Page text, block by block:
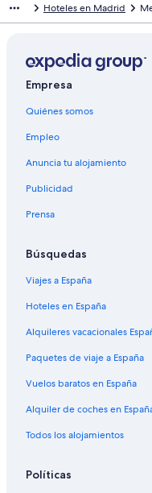
Hoteles en Madrid
Empresa
Quiénes somos
Empleo
Anuncia tu alojamiento
Publicidad
Prensa
Búsquedas
Viajes a España
Hoteles en España
Alquileres vacacionales
Paquetes de viaje a España
Vuelos baratos en España
Alquiler de coches en
Todos los alojamientos
Políticas